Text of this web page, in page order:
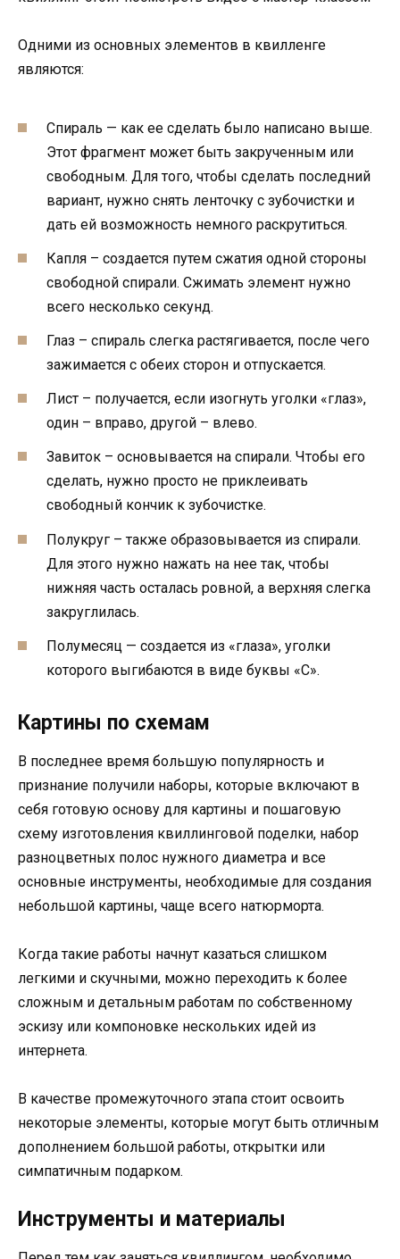
Одними из основных элементов в квилленге
являются:
Спираль — как ее сделать было написано выше.
Этот фрагмент может быть закрученным или
свободным. Для того, чтобы сделать последний
вариант, нужно снять ленточку с зубочистки и
дать ей возможность немного раскрутиться.
Капля – создается путем сжатия одной стороны
свободной спирали. Сжимать элемент нужно
всего несколько секунд.
Глаз – спираль слегка растягивается, после чего
зажимается с обеих сторон и отпускается.
Лист – получается, если изогнуть уголки «глаз»,
один – вправо, другой – влево.
Завиток – основывается на спирали. Чтобы его
сделать, нужно просто не приклеивать
свободный кончик к зубочистке.
Полукруг – также образовывается из спирали.
Для этого нужно нажать на нее так, чтобы
нижняя часть осталась ровной, а верхняя слегка
закруглилась.
Полумесяц — создается из «глаза», уголки
которого выгибаются в виде буквы «С».
Картины по схемам
В последнее время большую популярность и
признание получили наборы, которые включают в
себя готовую основу для картины и пошаговую
схему изготовления квиллинговой поделки, набор
разноцветных полос нужного диаметра и все
основные инструменты, необходимые для создания
небольшой картины, чаще всего натюрморта.
Когда такие работы начнут казаться слишком
легкими и скучными, можно переходить к более
сложным и детальным работам по собственному
эскизу или компоновке нескольких идей из
интернета.
В качестве промежуточного этапа стоит освоить
некоторые элементы, которые могут быть отличным
дополнением большой работы, открытки или
симпатичным подарком.
Инструменты и материалы